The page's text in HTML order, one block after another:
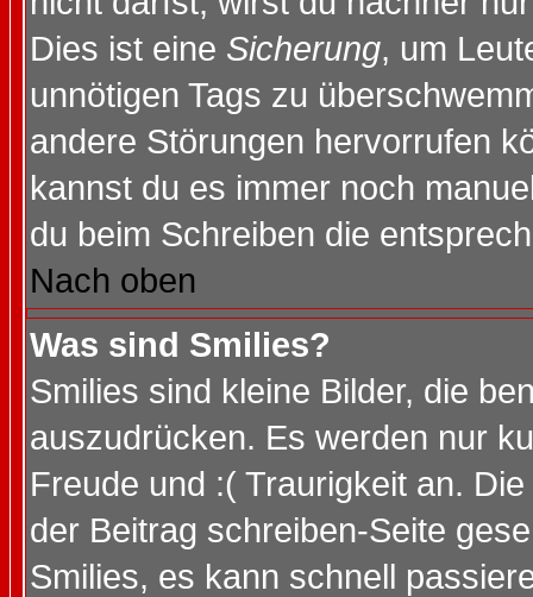
Dies ist eine Sicherung, um
unnötigen Tags zu
andere Störungen hervorrufen
kannst du es immer noch
du beim Schreiben die
Nach oben
Was sind Smilies?
Smilies sind kleine Bilder, die
auszudrücken. Es werden nur
Freude und :( Traurigkeit an.
der Beitrag schreiben-Seite
Smilies, es kann schnell